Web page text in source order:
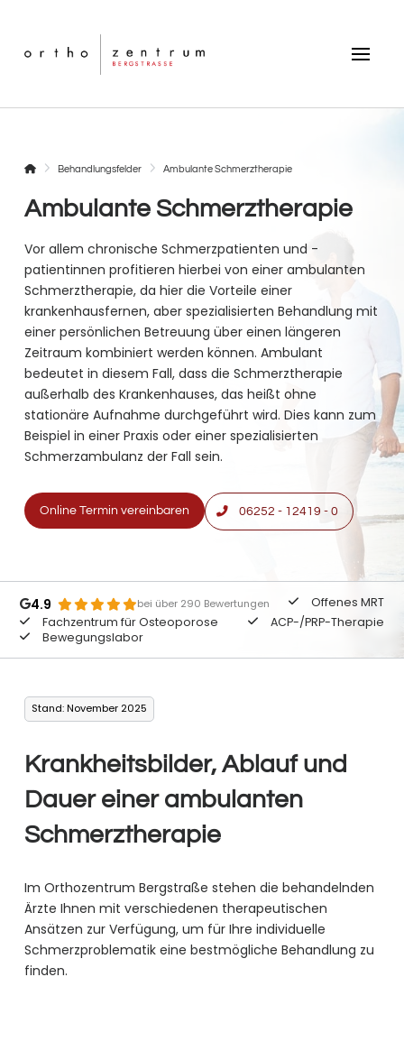
StartseiteBehandlungsfelder Ambulante Schmerztherapie
Ambulante Schmerztherapie
Vor allem chronische Schmerzpatienten und -
patientinnen profitieren hierbei von einer ambulanten
Schmerztherapie, da hier die Vorteile einer
krankenhausfernen, aber spezialisierten Behandlung mit
einer persönlichen Betreuung über einen längeren
Zeitraum kombiniert werden können. Ambulant
bedeutet in diesem Fall, dass die Schmerztherapie
außerhalb des Krankenhauses, das heißt ohne
stationäre Aufnahme durchgeführt wird. Dies kann zum
Beispiel in einer Praxis oder einer spezialisierten
Schmerzambulanz der Fall sein.
Online Termin vereinbaren 06252 - 12419 - 0
4.9 bei über 290 Bewertungen
Offenes MRT
Fachzentrum für Osteoporose
ACP-/PRP-Therapie
Bewegungslabor
Stand: November 2025
Krankheitsbilder, Ablauf und
Dauer einer ambulanten
Schmerztherapie
Im Orthozentrum Bergstraße stehen die behandelnden
Ärzte Ihnen mit verschiedenen therapeutischen
Ansätzen zur Verfügung, um für Ihre individuelle
Schmerzproblematik eine bestmögliche Behandlung zu
finden.